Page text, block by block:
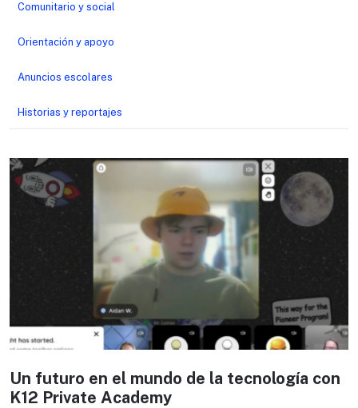
Comunitario y social
Orientación y apoyo
Anuncios escolares
Historias y reportajes
Un futuro en el mundo de la tecnología con
K12 Private Academy